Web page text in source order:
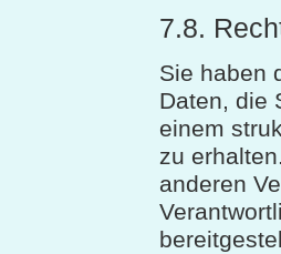
7.8.
Sie haben
Daten, die
einem
zu
anderen